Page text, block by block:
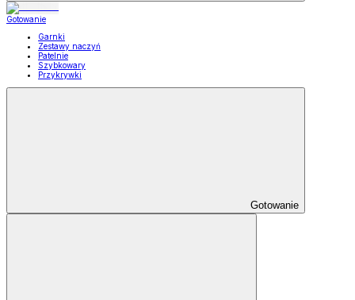
Gotowanie
Garnki
Zestawy naczyń
Patelnie
Szybkowary
Przykrywki
Gotowanie